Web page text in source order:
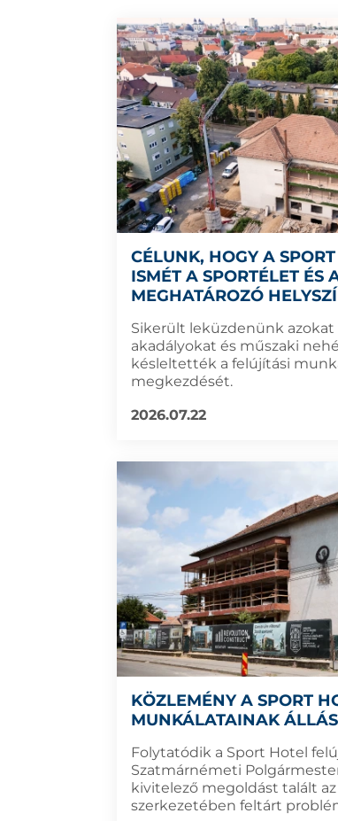
CÉLUNK, HOGY A
ISMÉT A SPORTÉLET ÉS
MEGHATÁROZÓ
Sikerült leküzdenünk
akadályokat és műszaki
késleltették a felújítási
megkezdését.
2026.07.22
KÖZLEMÉNY A SPORT
MUNKÁLATAINAK
Folytatódik a Sport Hotel
Szatmárnémeti
kivitelező megoldást talált
szerkezetében feltárt